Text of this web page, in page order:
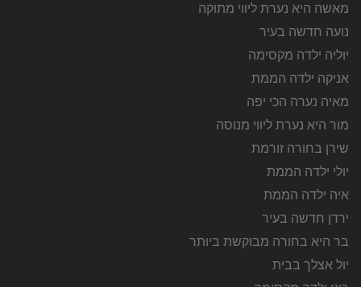
מאשה היא נערת ליווי מתוקה
נועה חדשה בעיר
יוליה ילדה מקסימה
אניקה ילדה הממת
מאיה נערה הכי יפה
מור היא נערת ליווי מנוסה
שירן בחורה זורמת
יולי ילדה הממת
איה ילדה הממת
ירדן חדשה בעיר
בר היא בחורה מבוקשת ביותר
יול אצלך בבית